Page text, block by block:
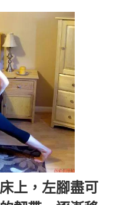
上，左腳盡可